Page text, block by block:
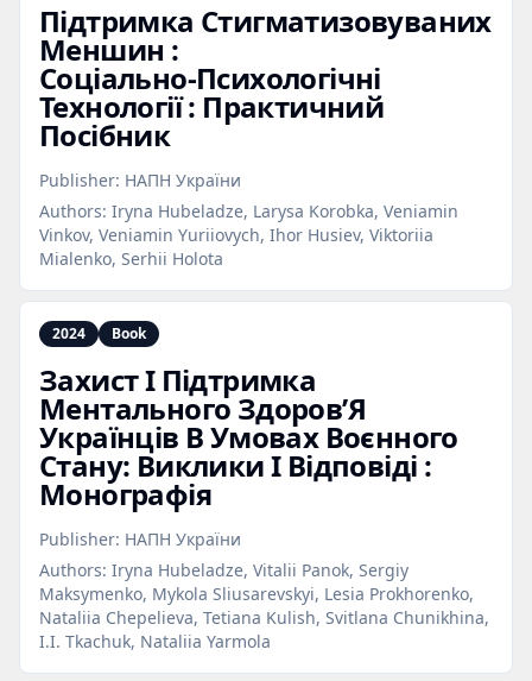
Підтримка Стигматизовуваних
Меншин :
Соціально‑Психологічні
Технології : Практичний
Посібник
Publisher: НАПН України
Authors: Iryna Hubeladze, Larysa Korobka, Veniamin
Vinkov, Veniamin Yuriiovych, Ihor Husiev, Viktoriia
Mialenko, Serhii Holota
2024 Book
Захист І Підтримка
Ментального Здоров’Я
Українців В Умовах Воєнного
Стану: Виклики І Відповіді :
Монографія
Publisher: НАПН України
Authors: Iryna Hubeladze, Vitalii Panok, Sergiy
Maksymenko, Mykola Sliusarevskyi, Lesia Prokhorenko,
Nataliia Chepelieva, Tetiana Kulish, Svitlana Chunikhina,
I.I. Tkachuk, Nataliia Yarmola